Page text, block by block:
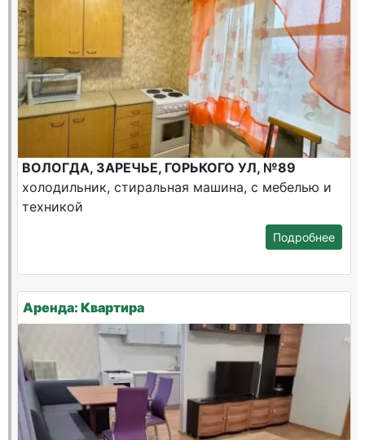
ВОЛОГДА, ЗАРЕЧЬЕ, ГОРЬКОГО УЛ, №89
холодильник, стиральная машина, с мебелью и
техникой
Подробнее
Аренда: Квартира